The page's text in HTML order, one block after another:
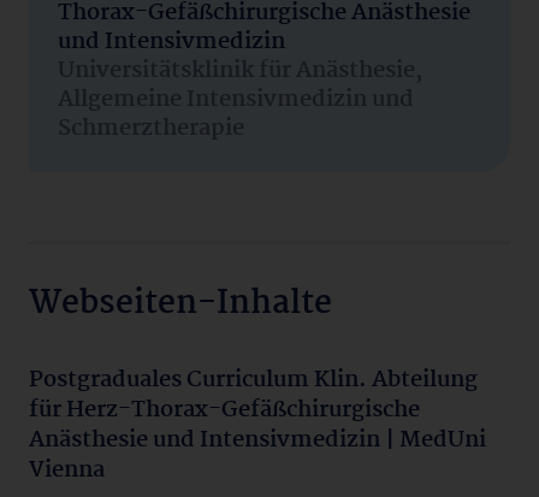
Thorax-Gefäßchirurgische Anästhesie
und Intensivmedizin
Universitätsklinik für Anästhesie,
Allgemeine Intensivmedizin und
Schmerztherapie
Webseiten-Inhalte
Postgraduales Curriculum Klin. Abteilung
für Herz-Thorax-Gefäßchirurgische
Anästhesie und Intensivmedizin | MedUni
Vienna